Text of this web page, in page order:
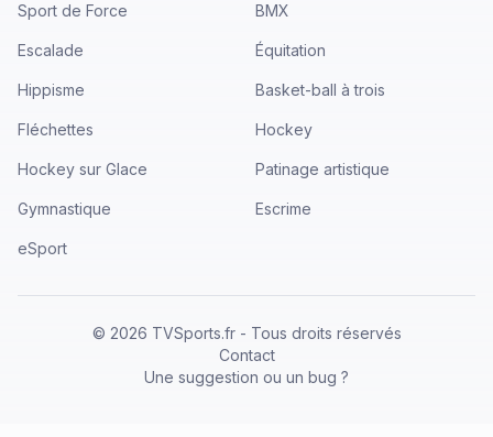
Sport de Force BMX
Escalade Équitation
Hippisme Basket-ball à trois
Fléchettes Hockey
Hockey sur Glace Patinage artistique
Gymnastique Escrime
eSport
© 2026 TVSports.fr - Tous droits réservés
Contact
Une suggestion ou un bug ?